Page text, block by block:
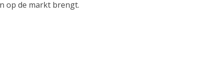
op de markt brengt.